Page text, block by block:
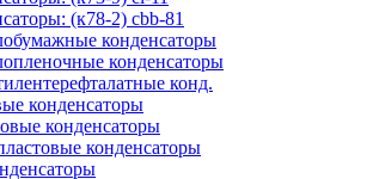
(к78-2) cbb-81
конденсаторы
конденсаторы
конд.
конденсаторы
конденсаторы
конденсаторы